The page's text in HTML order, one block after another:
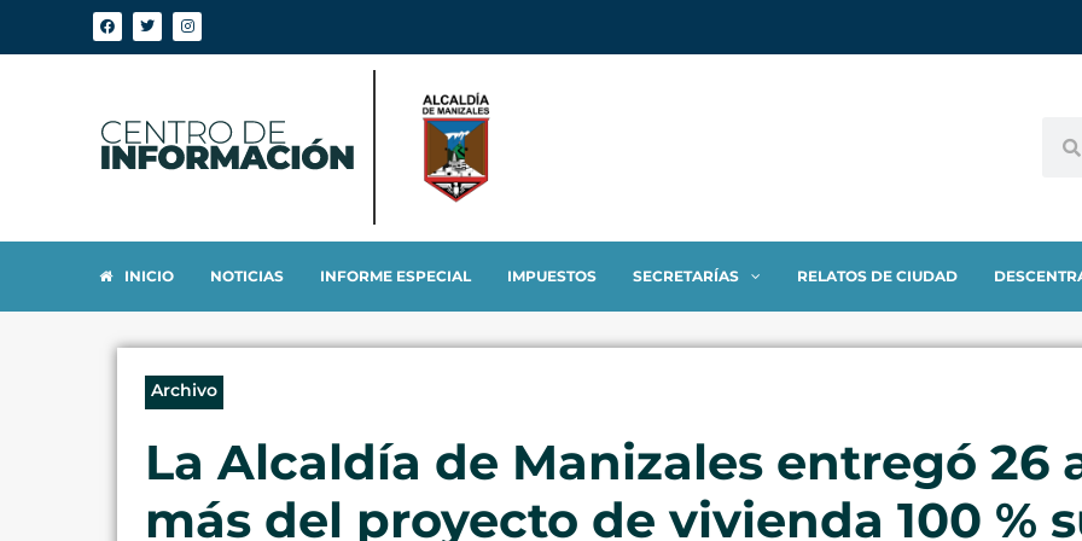
INICIO NOTICIAS INFORME ESPECIAL IMPUESTOS SECRETARÍAS RELATOS DE CIUDAD
Archivo
La Alcaldía de Manizales entregó 26
más del proyecto de vivienda 100 %